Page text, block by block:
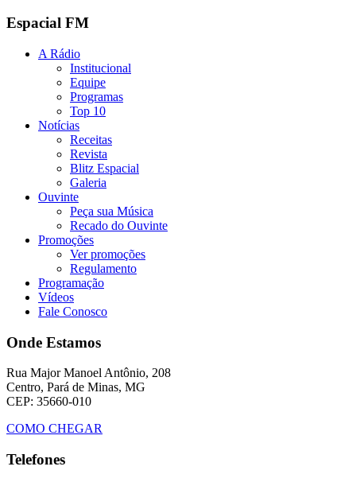
Espacial FM
A Rádio
Institucional
Equipe
Programas
Top 10
Notícias
Receitas
Revista
Blitz Espacial
Galeria
Ouvinte
Peça sua Música
Recado do Ouvinte
Promoções
Ver promoções
Regulamento
Programação
Vídeos
Fale Conosco
Onde Estamos
Rua Major Manoel Antônio, 208
Centro, Pará de Minas, MG
CEP: 35660-010
COMO CHEGAR
Telefones